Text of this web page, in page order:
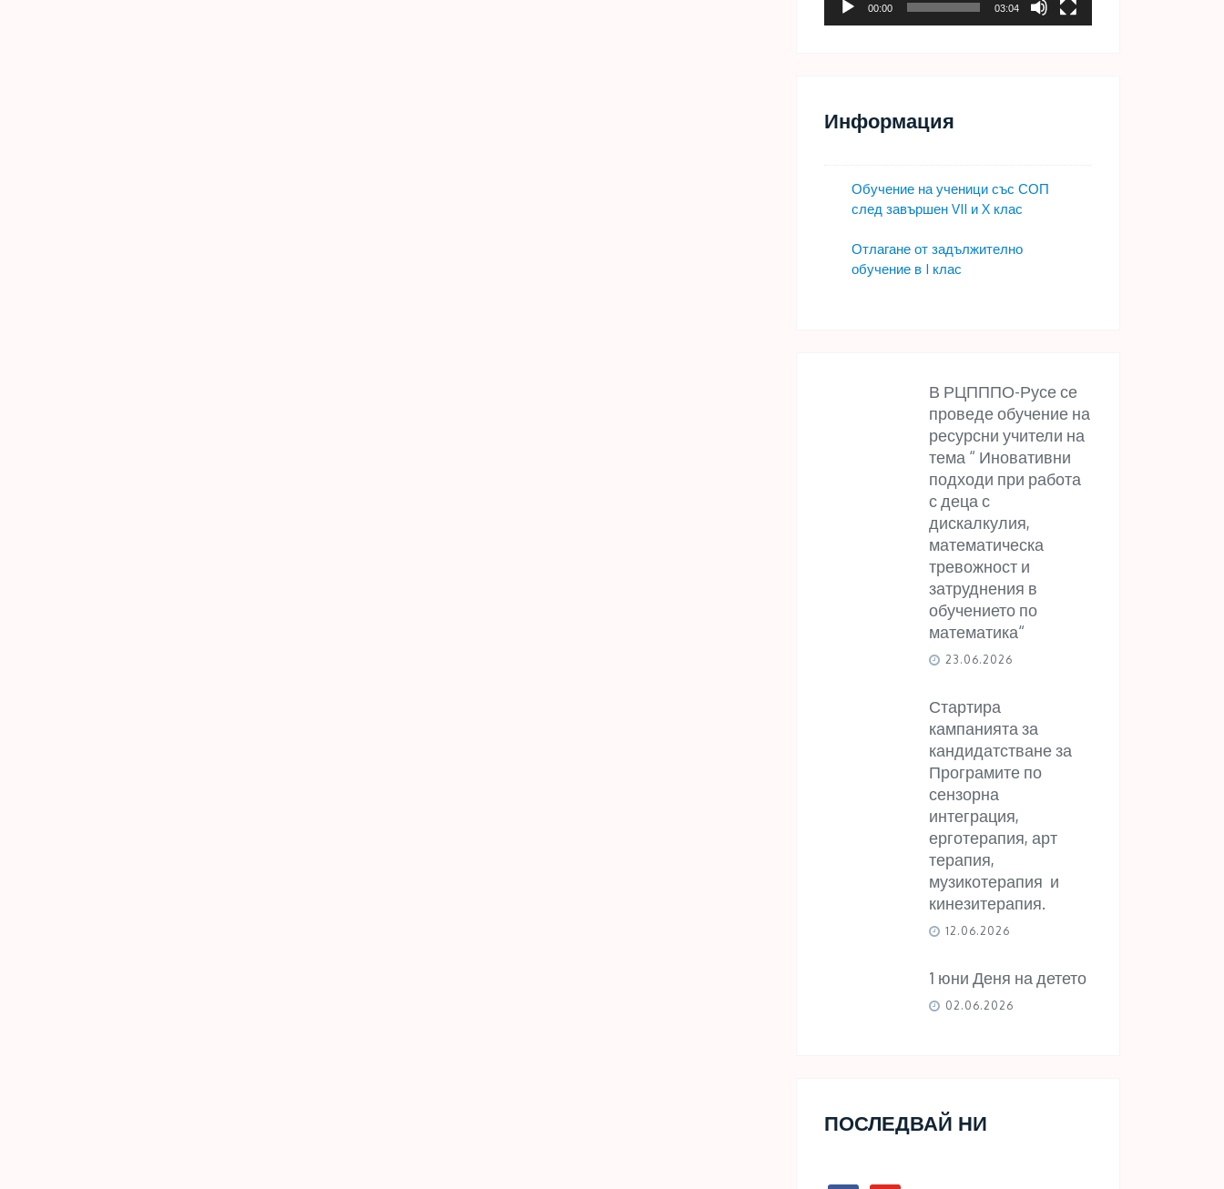
00:00 03:04
Информация
Обучение на ученици със СОП
след завършен VII и X клас
Отлагане от задължително
обучение в I клас
В РЦПППО-Русе се
проведе обучение на
ресурсни учители на
тема “ Иновативни
подходи при работа
с деца с
дискалкулия,
математическа
тревожност и
затруднения в
обучението по
математика“
23.06.2026
Стартира
кампанията за
кандидатстване за
Програмите по
сензорна
интеграция,
ерготерапия, арт
терапия,
музикотерапия и
кинезитерапия.
12.06.2026
1 юни Деня на детето
02.06.2026
ПОСЛЕДВАЙ НИ